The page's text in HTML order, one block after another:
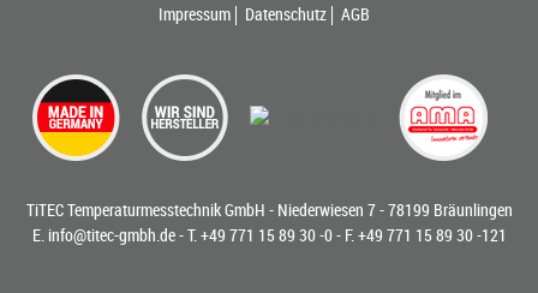
Impressum Datenschutz AGB
TiTEC Temperaturmesstechnik GmbH - Niederwiesen 7 - 78199 Bräunlingen
E. info@titec-gmbh.de- T.+49 771 15 89 30 -0- F. +49 771 15 89 30 -121